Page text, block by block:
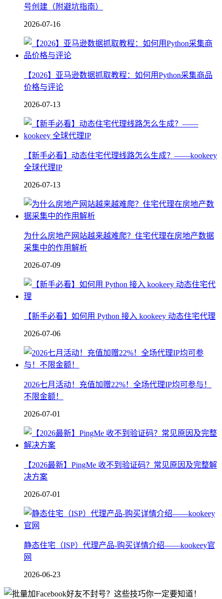
号创建（附避坑指南）
2026-07-16
【2026】亚马逊数据抓取教程：如何用Python采集商品
价格与评论
2026-07-13
【新手必看】动态住宅代理线路怎么生成？——kookeey
全球代理IP
2026-07-13
为什么房地产网站越来越难爬？住宅代理在房地产数据
采集中的作用解析
2026-07-09
【新手必看】如何用 Python 接入 kookeey 动态住宅代理
2026-07-06
2026七月活动！充值加赠22%！全场代理IP均可参与！
不限金额！
2026-07-01
【2026最新】PingMe 收不到验证码？常见原因及完整解
决方案
2026-07-01
静态住宅（ISP）代理产品-购买详情介绍——kookeey官
网
2026-06-23